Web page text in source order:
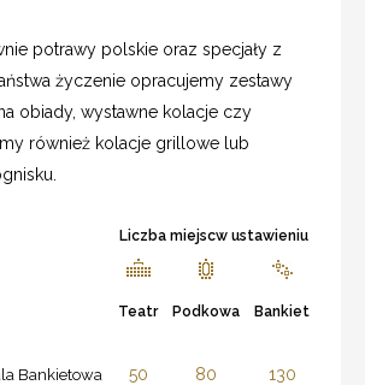
potrawy polskie oraz specjały z
życzenie opracujemy zestawy
obiady, wystawne kolacje czy
również kolacje grillowe lub
Liczba miejscw ustawieniu
Teatr Podkowa Bankiet
Bankietowa 50 80 130